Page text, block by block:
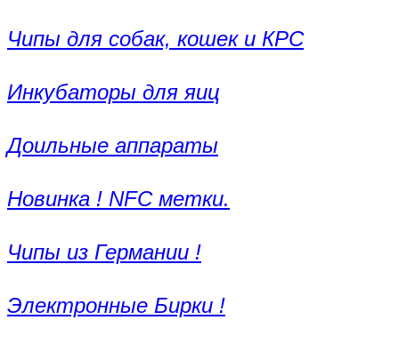
Чипы для собак, кошек и КРС
Инкубаторы для яиц
Доильные аппараты
Новинка ! NFC метки.
Чипы из Германии !
Электронные Бирки !